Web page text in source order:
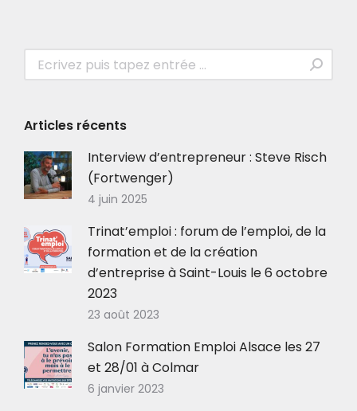
Recherche
Articles récents
Interview d’entrepreneur : Steve Risch
(Fortwenger)
4 juin 2025
Trinat’emploi : forum de l’emploi, de la
formation et de la création
d’entreprise à Saint-Louis le 6 octobre
2023
23 août 2023
Salon Formation Emploi Alsace les 27
et 28/01 à Colmar
6 janvier 2023